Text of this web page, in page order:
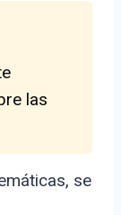
las
se